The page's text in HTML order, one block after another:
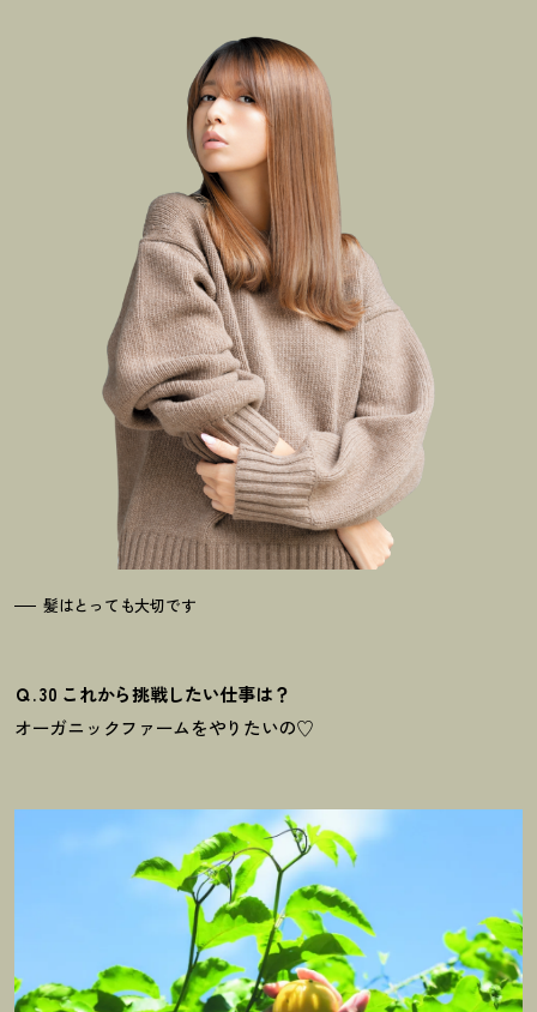
髪はとっても大切です
Ｑ. 30 これから挑戦したい仕事は？
オーガニックファームをやりたいの♡